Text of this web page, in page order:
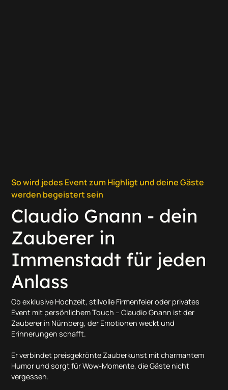
So wird jedes Event zum Highligt und deine Gäste
werden begeistert sein
Claudio Gnann - dein
Zauberer in
Immenstadt für jeden
Anlass
Ob exklusive Hochzeit, stilvolle Firmenfeier oder privates
Event mit persönlichem Touch – Claudio Gnann ist der
Zauberer in Nürnberg, der Emotionen weckt und
Erinnerungen schafft.
Er verbindet preisgekrönte Zauberkunst mit charmantem
Humor und sorgt für Wow-Momente, die Gäste nicht
vergessen.